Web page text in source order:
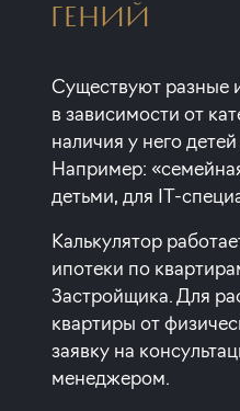
ГЕНИЙ
Существуют разные
в зависимости от
наличия у него
Например:
детьми, для IT-
Калькулятор
ипотеки по
Застройщика. Для
квартиры от
заявку на
менеджером.